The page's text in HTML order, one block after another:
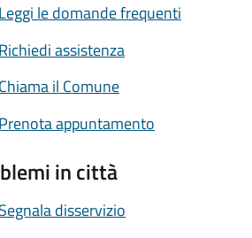
le domande frequenti
assistenza
il Comune
appuntamento
in città
disservizio